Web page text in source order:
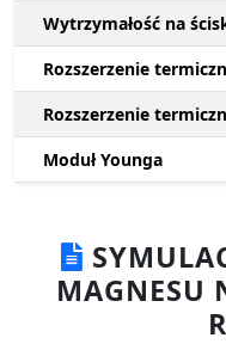
Wytrzymałość na
Rozszerzenie
Rozszerzenie
Moduł Younga
MAGNESU